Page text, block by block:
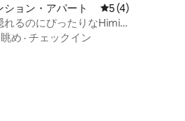
星の平均評価
ション・アパート レビュー4件、5
5 (4)
れるのにぴったりなHimi's
眺め · チェックイン